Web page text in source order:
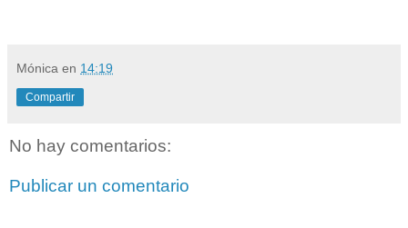
Mónica en 14:19
Compartir
No hay comentarios:
Publicar un comentario